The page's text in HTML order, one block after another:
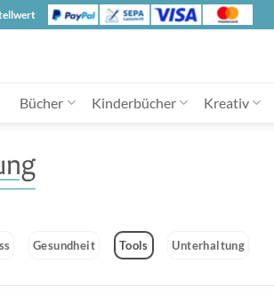
Bücher Kinderbücher Kreativ
Gesundheit Tools Unterhaltung